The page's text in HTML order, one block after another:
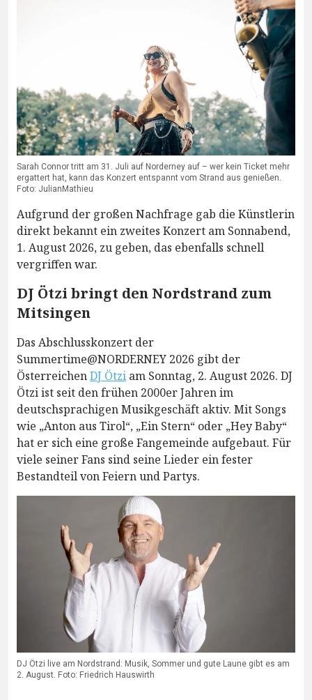
Sarah Connor tritt am 31. Juli auf Norderney auf – wer kein Ticket mehr
ergattert hat, kann das Konzert entspannt vom Strand aus genießen.
Foto: JulianMathieu
Aufgrund der großen Nachfrage gab die Künstlerin
direkt bekannt ein zweites Konzert am Sonnabend,
1. August 2026, zu geben, das ebenfalls schnell
vergriffen war.
DJ Ötzi bringt den Nordstrand zum
Mitsingen
Das Abschlusskonzert der
Summertime@NORDERNEY 2026 gibt der
ÖsterreichenDJ Ötzi am Sonntag, 2. August 2026. DJ
Ötzi ist seit den frühen 2000er Jahren im
deutschsprachigen Musikgeschäft aktiv. Mit Songs
wie „Anton aus Tirol“, „Ein Stern“ oder „Hey Baby“
hat er sich eine große Fangemeinde aufgebaut. Für
viele seiner Fans sind seine Lieder ein fester
Bestandteil von Feiern und Partys.
DJ Ötzi live am Nordstrand: Musik, Sommer und gute Laune gibt es am
2. August. Foto: Friedrich Hauswirth